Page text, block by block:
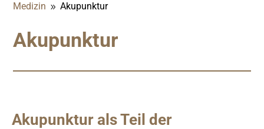
Medizin 9 Akupunktur
Akupunktur
Akupunktur als Teil der